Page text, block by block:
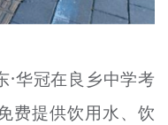
华冠在良乡中学考
费提供饮用水、饮